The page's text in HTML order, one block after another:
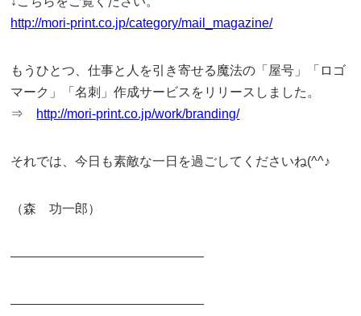
http://mori-print.co.jp/category/mail_magazine/
もうひとつ、仕事と人を引き寄せる魔法の「屋号」「ロゴ
マーク」「名刺」作成サービスをリリースしました。
⇒ http://mori-print.co.jp/work/branding/
それでは、今日も素敵な一日を過ごしてくださいね(^^♪
（森 功一郎）
———————————————
———————————————